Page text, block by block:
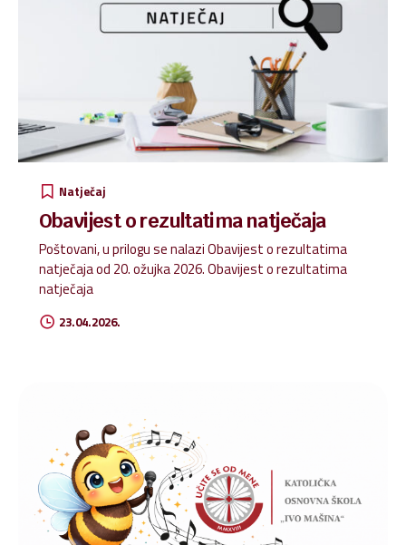
Natječaj
Obavijest o rezultatima natječaja
Poštovani, u prilogu se nalazi Obavijest o rezultatima
natječaja od 20. ožujka 2026. Obavijest o rezultatima
natječaja
23.04.2026.